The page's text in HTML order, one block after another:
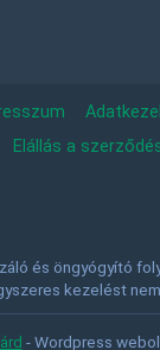
Elállás a
és öngyógyító
kezelést
- Wordpress